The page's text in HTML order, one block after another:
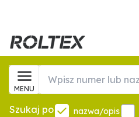
MENU
Szukaj po nazwa/opis